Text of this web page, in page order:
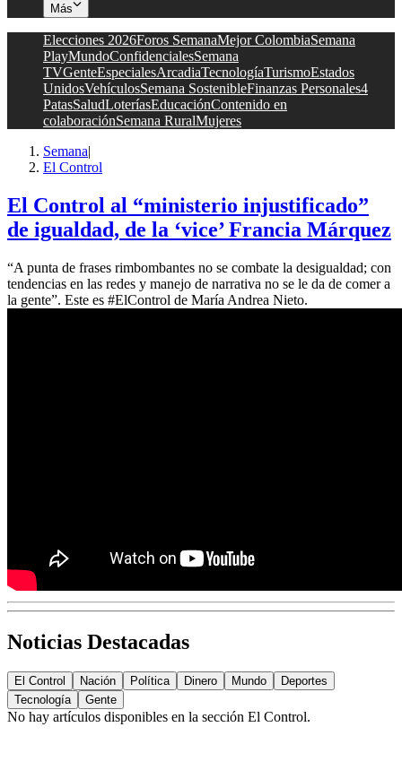
Más
Elecciones 2026Foros SemanaMejor ColombiaSemana
PlayMundoConfidencialesSemana
TVGenteEspecialesArcadiaTecnologíaTurismoEstados
UnidosVehículosSemana SostenibleFinanzas Personales4
PatasSaludLoteríasEducaciónContenido en
colaboraciónSemana RuralMujeres
Semana|
El Control
El Control al “ministerio injustificado”
de igualdad, de la ‘vice’ Francia Márquez
“A punta de frases rimbombantes no se combate la desigualdad; con
tendencias en las redes y manejo de narrativa no se le da de comer a
la gente”. Este es #ElControl de María Andrea Nieto.
Noticias Destacadas
El Control Nación Política Dinero Mundo
Deportes
Tecnología
Gente
No hay artículos disponibles en la sección El Control.